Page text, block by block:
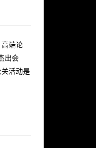
端论
出会
活动是